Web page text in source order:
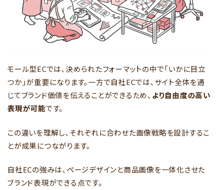
モール型ECでは、決められたフォーマットの中で「いかに目立
つか」が重要になります。一方で自社ECでは、サイト全体を通
じてブランド価値を伝えることができるため、 より自由度の高い
表現が可能です。
この違いを理解し、それぞれに合わせた画像戦略を設計するこ
とが成果につながります。
自社ECの強みは、ページデザインと商品画像を一体化させた
ブランド表現ができる点です。